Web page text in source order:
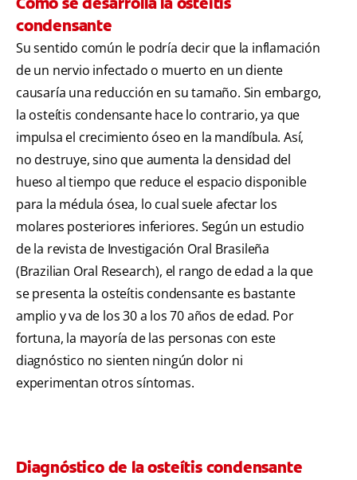
condensante
Su sentido común le podría decir que la inflamación
de un nervio infectado o muerto en un diente
causaría una reducción en su tamaño. Sin embargo,
la osteítis condensante hace lo contrario, ya que
impulsa el crecimiento óseo en la mandíbula. Así,
no destruye, sino que aumenta la densidad del
hueso al tiempo que reduce el espacio disponible
para la médula ósea, lo cual suele afectar los
molares posteriores inferiores. Según un estudio
de la revista de Investigación Oral Brasileña
(Brazilian Oral Research), el rango de edad a la que
se presenta la osteítis condensante es bastante
amplio y va de los 30 a los 70 años de edad. Por
fortuna, la mayoría de las personas con este
diagnóstico no sienten ningún dolor ni
experimentan otros síntomas.
Diagnóstico de la osteítis condensante